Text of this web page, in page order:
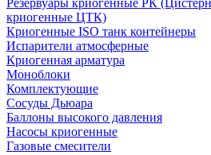
криогенные ЦТК)
Криогенные ISO танк контейнеры
Испарители атмосферные
Криогенная арматура
Моноблоки
Комплектующие
Сосуды Дьюара
Баллоны высокого давления
Насосы криогенные
Газовые смесители